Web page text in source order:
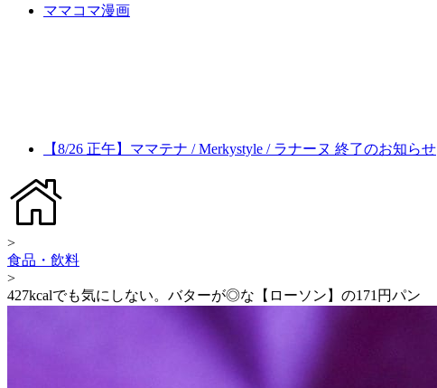
ママコマ漫画
【8/26 正午】ママテナ / Merkystyle / ラナーヌ 終了のお知らせ
>
食品・飲料
>
427kcalでも気にしない。バターが◎な【ローソン】の171円パン